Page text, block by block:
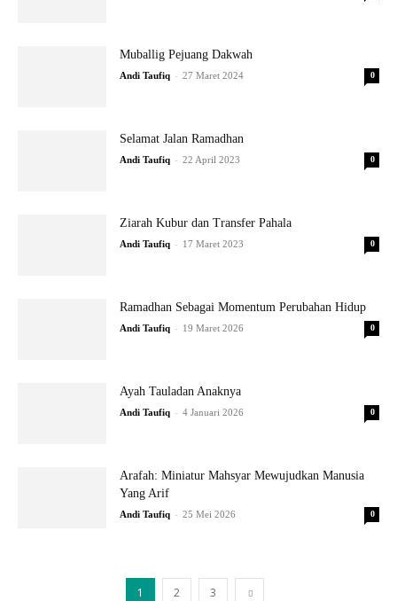
Muballig Pejuang Dakwah
Andi Taufiq - 27 Maret 2024 0
Selamat Jalan Ramadhan
Andi Taufiq - 22 April 2023 0
Ziarah Kubur dan Transfer Pahala
Andi Taufiq - 17 Maret 2023 0
Ramadhan Sebagai Momentum Perubahan Hidup
Andi Taufiq - 19 Maret 2026 0
Ayah Tauladan Anaknya
Andi Taufiq - 4 Januari 2026 0
Arafah: Miniatur Mahsyar Mewujudkan Manusia
Yang Arif
Andi Taufiq - 25 Mei 2026 0
1 2 3